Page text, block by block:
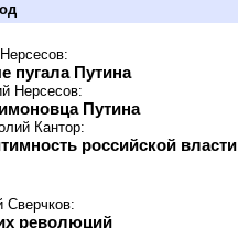
:
пугала Путина
Нерсесов:
Путина
Кантор:
российской власти
Сверчков:
революций